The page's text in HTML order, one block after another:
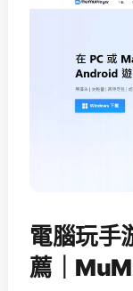
電腦玩手
薦｜